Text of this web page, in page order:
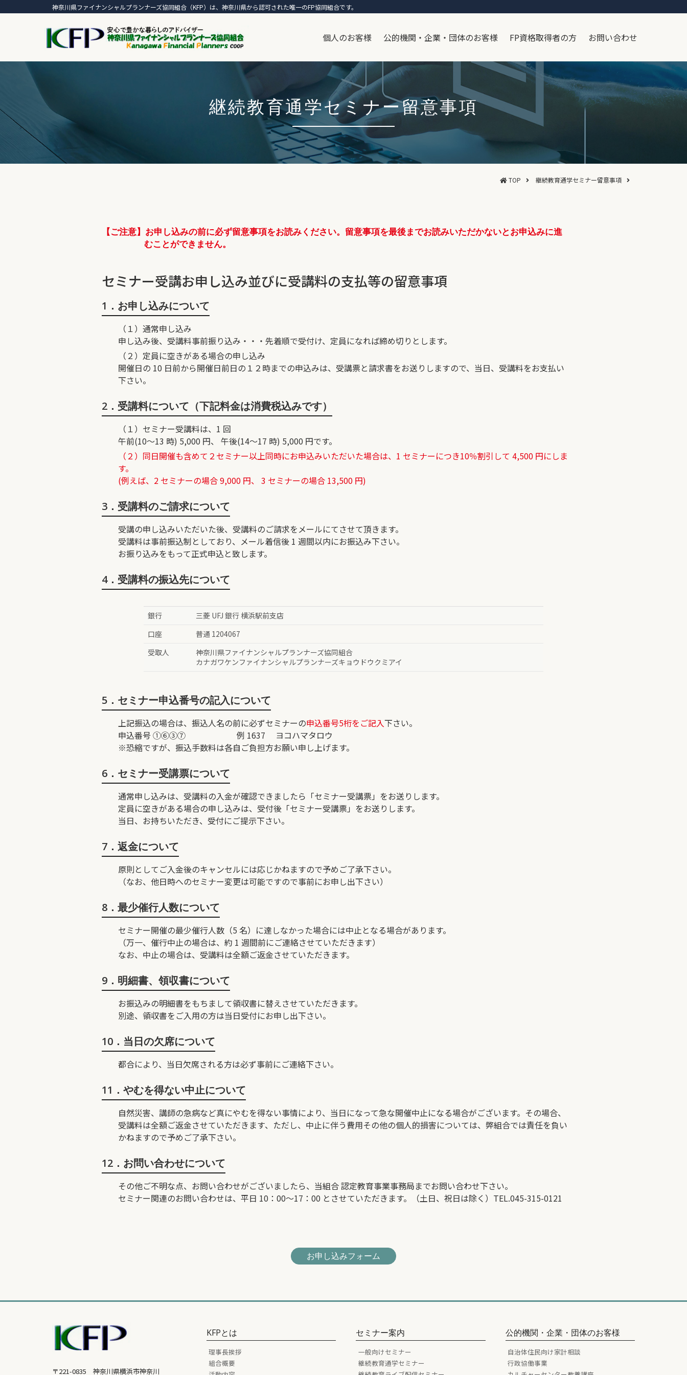
神奈川県ファイナンシャルプランナーズ協同組合（KFP）は、神奈川県から認可された唯一のFP協同組合です。
個人のお客様 公的機関・企業・団体のお客様 FP資格取得者の方 お問い合わせ
継続教育通学セミナー留意事項
TOP 継続教育通学セミナー留意事項
【ご注意】お申し込みの前に必ず留意事項をお読みください。留意事項を最後までお読みいただかないとお申込みに進
むことができません。
セミナー受講お申し込み並びに受講料の支払等の留意事項
1．お申し込みについて
（１）通常申し込み
申し込み後、受講料事前振り込み・・・先着順で受付け、定員になれば締め切りとします。
（２）定員に空きがある場合の申し込み
開催日の 10 日前から開催日前日の１２時までの申込みは、受講票と請求書をお送りしますので、当日、受講料をお支払い
下さい。
2．受講料について（下記料金は消費税込みです）
（１）セミナー受講料は、1 回
午前(10～13 時) 5,000 円、 午後(14～17 時) 5,000 円です。
（２）同日開催も含めて２セミナー以上同時にお申込みいただいた場合は、1 セミナーにつき10％割引して 4,500 円にしま
す。
(例えば、2 セミナーの場合 9,000 円、 3 セミナーの場合 13,500 円)
3．受講料のご請求について
受講の申し込みいただいた後、受講料のご請求をメールにてさせて頂きます。
受講料は事前振込制としており、メール着信後 1 週間以内にお振込み下さい。
お振り込みをもって正式申込と致します。
4．受講料の振込先について
銀行
三菱 UFJ 銀行 横浜駅前支店
口座
普通 1204067
受取人
神奈川県ファイナンシャルプランナーズ協同組合
カナガワケンファイナンシャルプランナーズキョウドウクミアイ
5．セミナー申込番号の記入について
上記振込の場合は、振込人名の前に必ずセミナーの申込番号5桁をご記入下さい。
申込番号 ①⑥③⑦ 例 1637 ヨコハマタロウ
※恐縮ですが、振込手数料は各自ご負担方お願い申し上げます。
6．セミナー受講票について
通常申し込みは、受講料の入金が確認できましたら「セミナー受講票」をお送りします。
定員に空きがある場合の申し込みは、受付後「セミナー受講票」をお送りします。
当日、お持ちいただき、受付にご提示下さい。
7．返金について
原則としてご入金後のキャンセルには応じかねますので予めご了承下さい。
（なお、他日時へのセミナー変更は可能ですので事前にお申し出下さい）
8．最少催行人数について
セミナー開催の最少催行人数（5 名）に達しなかった場合には中止となる場合があります。
（万一、催行中止の場合は、約 1 週間前にご連絡させていただきます）
なお、中止の場合は、受講料は全額ご返金させていただきます。
9．明細書、領収書について
お振込みの明細書をもちまして領収書に替えさせていただきます。
別途、領収書をご入用の方は当日受付にお申し出下さい。
10．当日の欠席について
都合により、当日欠席される方は必ず事前にご連絡下さい。
11．やむを得ない中止について
自然災害、講師の急病など真にやむを得ない事情により、当日になって急な開催中止になる場合がございます。その場合、
受講料は全額ご返金させていただきます、ただし、中止に伴う費用その他の個人的損害については、弊組合では責任を負い
かねますので予めご了承下さい。
12．お問い合わせについて
その他ご不明な点、お問い合わせがございましたら、当組合 認定教育事業事務局までお問い合わせ下さい。
セミナー関連のお問い合わせは、平日 10：00～17：00 とさせていただきます。（土日、祝日は除く）TEL.045-315-0121
お申し込みフォーム
〒221-0835 神奈川県横浜市神奈川
KFPとは
理事長挨拶
組合概要
セミナー案内
一般向けセミナー
継続教育通学セミナー
公的機関・企業・団体のお客様
自治体住民向け家計相談
行政協働事業